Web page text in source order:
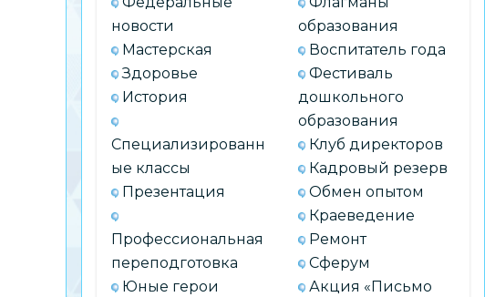
новости
Мастерская
Здоровье
История
Специализированн
ые классы
Презентация
Профессиональная
переподготовка
Юные герои
образования
Воспитатель года
Фестиваль
дошкольного
образования
Клуб директоров
Кадровый резерв
Обмен опытом
Краеведение
Ремонт
Сферум
Акция «Письмо